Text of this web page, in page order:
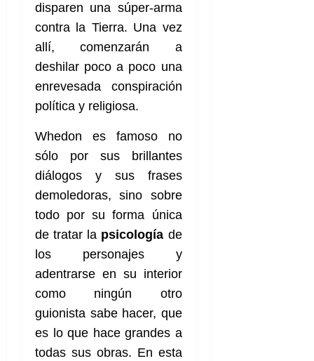
disparen una súper-arma
contra la Tierra. Una vez
allí, comenzarán a
deshilar poco a poco una
enrevesada conspiración
política y religiosa.
Whedon es famoso no
sólo por sus brillantes
diálogos y sus frases
demoledoras, sino sobre
todo por su forma única
de tratar la psicología de
los personajes y
adentrarse en su interior
como ningún otro
guionista sabe hacer, que
es lo que hace grandes a
todas sus obras. En esta